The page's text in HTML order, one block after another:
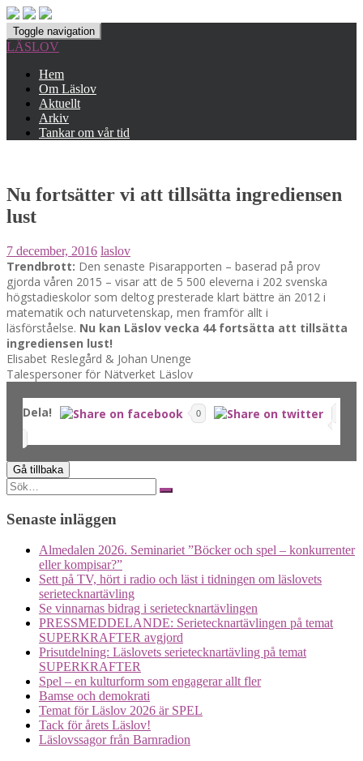
Toggle navigation
LÄSLOV
Hem
Om Läslov
Aktuellt
Arkiv
Tankar om vår tid
Nu fortsätter vi att tillsätta ingrediensen
lust
7 december, 2016 laslov
Trendbrott: Den senaste Pisarapporten – baserad på prov
gjorda våren 2015 – visar att de 5 500 eleverna i 202 svenska
högstadieskolor som deltog presterade klart bättre än 2012 i
matematik och naturvetenskap, men framför allt i
läsförståelse. Nu kan Läslov vecka 44 fortsätta att tillsätta
ingrediensen lust!
Elisabet Reslegård & Johan Unenge
Talespersoner för Nätverket Läslov
Dela! 0
Search
for:
Senaste inläggen
Almedalen 2026. Seminariet ”Böcker och spel – konkurrenter
eller kompisar?”
Sett på TV, hört i radio och läst i tidningen om läslovets
serietecknartävling
Se vinnarnas bidrag i serietecknartävlingen
PRESSMEDDELANDE: Serietecknartävlingen på temat
SUPERKRAFTER avgjord
Prisutdelning: Läslovets serietecknartävling på temat
SUPERKRAFTER
Spel – en kulturform som engagerar allt fler
Bamse och demokrati
Temat för Läslov 2026 är SPEL
Tack för årets Läslov!
Läslovssagor från Barnradion